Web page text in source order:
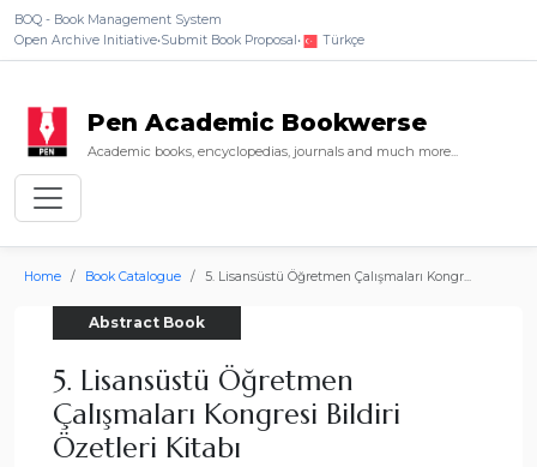
BOQ - Book Management System
Open Archive Initiative•Submit Book Proposal• Türkçe
Pen Academic Bookwerse
Academic books, encyclopedias, journals and much more...
Home Book Catalogue 5. Lisansüstü Öğretmen Çalışmaları Kongr...
Abstract Book
5. Lisansüstü Öğretmen
Çalışmaları Kongresi Bildiri
Özetleri Kitabı